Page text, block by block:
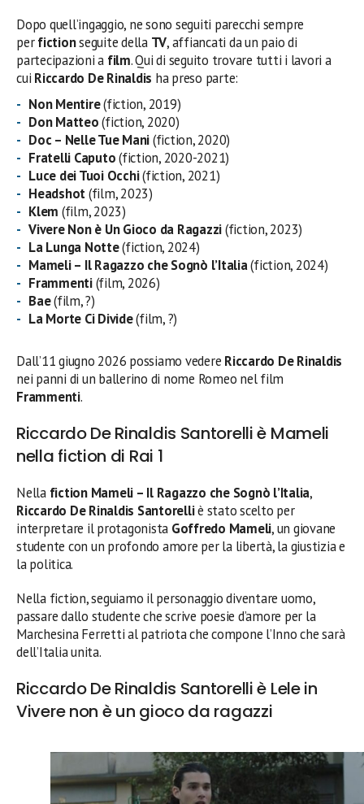
Dopo quell’ingaggio, ne sono seguiti parecchi sempre
perfictionseguite della TV, affiancati da un paio di
partecipazioni a film. Qui di seguito trovare tutti i lavori a
cui Riccardo De Rinaldis ha preso parte:
Non Mentire(fiction, 2019)
Don Matteo(fiction, 2020)
Doc – Nelle Tue Mani(fiction, 2020)
Fratelli Caputo(fiction, 2020-2021)
Luce dei Tuoi Occhi(fiction, 2021)
Headshot(film, 2023)
Klem (film, 2023)
Vivere Non è Un Gioco da Ragazzi(fiction, 2023)
La Lunga Notte(fiction, 2024)
Mameli – Il Ragazzo che Sognò l’Italia(fiction, 2024)
Frammenti(film, 2026)
Bae(film, ?)
La Morte Ci Divide(film, ?)
Dall’11 giugno 2026 possiamo vedere Riccardo De Rinaldis
nei panni di un ballerino di nome Romeo nel film
Frammenti.
Riccardo De Rinaldis Santorelli è Mameli
nella fiction di Rai 1
Nella fiction Mameli – Il Ragazzo che Sognò l’Italia,
Riccardo De Rinaldis Santorelliè stato scelto per
interpretare il protagonista Goffredo Mameli, un giovane
studente con un profondo amore per la libertà, la giustizia e
la politica.
Nella fiction, seguiamo il personaggio diventare uomo,
passare dallo studente che scrive poesie d’amore per la
Marchesina Ferretti al patriota che compone l’Inno che sarà
dell’Italia unita.
Riccardo De Rinaldis Santorelli è Lele in
Vivere non è un gioco da ragazzi